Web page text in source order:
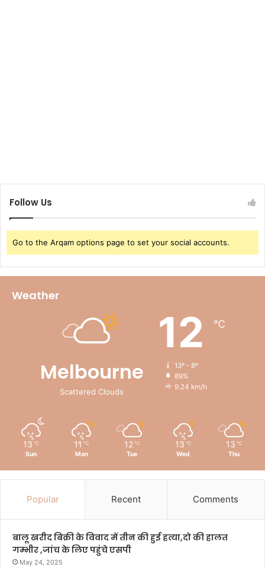
Follow Us
Go to the Arqam options page to set your social accounts.
Weather
Melbourne
Scattered Clouds
12 ℃
13º - 8º
89%
9.24 km/h
13 ℃
Sun
11 ℃
Mon
12 ℃
Tue
13 ℃
Wed
13 ℃
Thu
Popular Recent Comments
बालू खरीद बिक्री के विवाद में तीन की हुई हत्या,दो की हालत
गम्भीर ,जांच के लिए पहुंचे एसपी
May 24, 2025